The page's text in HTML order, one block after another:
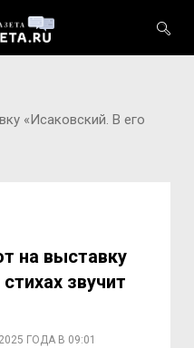
«Исаковский. В его
на выставку
звучит
ГОДА В 09:01